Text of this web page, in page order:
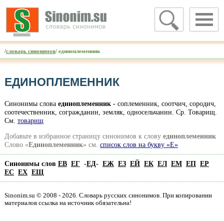
/словарь синонимов/ единоплеменник
ЕДИНОПЛЕМЕННИК
Синонимы слова единоплеменник- соплеменник, соотчич, сородич,
соотечественник, согражданин, земляк, односельчанин. Ср. Товарищ.
См. товарищ
Добавьте в избранное страницу синонимов к слову единоплеменник
Слово «Единоплеменник» см. список слов на букву «Е»
Синонимы слов ЕВ ЕГ-ЕД- ЕЖ ЕЗ ЕЙ ЕК ЕЛ ЕМ ЕП ЕР
ЕС ЕХ ЕЩ
Sinonim.su © 2008 - 2026. Словарь русских синонимов. При копировании
материалов ссылка на источник обязательна!